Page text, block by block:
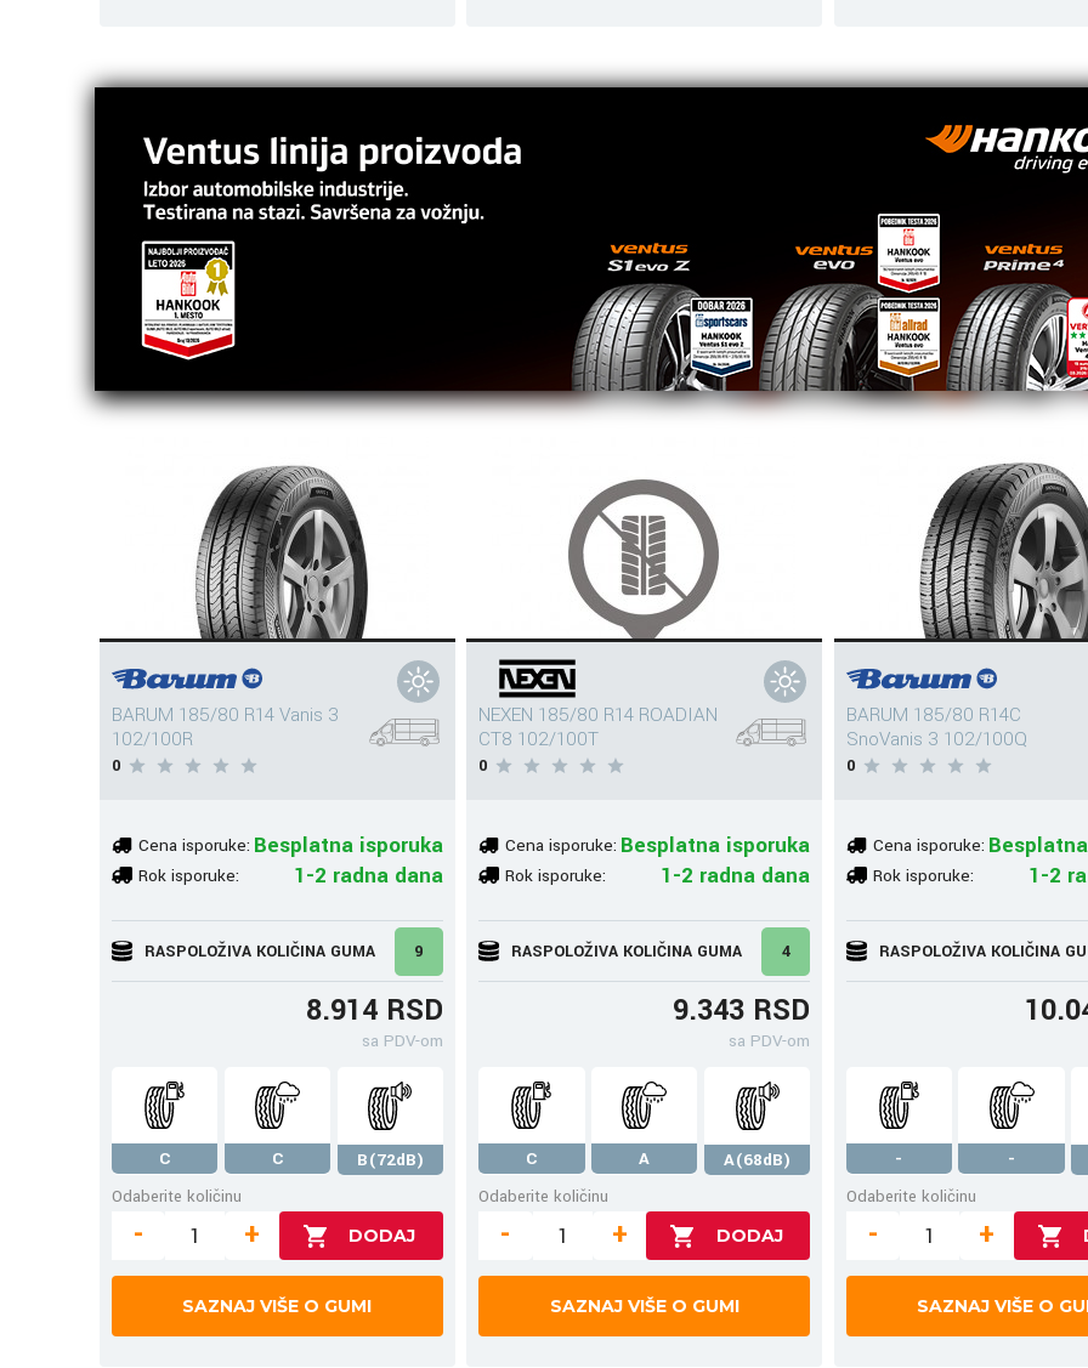
BARUM 185/80 R14 Vanis 3
102/100R
0
Cena isporuke: Besplatna isporuka
Rok isporuke: 1-2 radna dana
RASPOLOŽIVA KOLIČINA GUMA 9
8.914 RSD
sa PDV-om
C C
B(72dB)
Odaberite količinu
- +
SAZNAJ VIŠE O GUMI
NEXEN 185/80 R14 ROADIAN
CT8 102/100T
0
Cena isporuke: Besplatna isporuka
Rok isporuke: 1-2 radna dana
RASPOLOŽIVA KOLIČINA GUMA 4
9.343 RSD
sa PDV-om
C A
A(68dB)
Odaberite količinu
- +
SAZNAJ VIŠE O GUMI
BARUM 185/80 R14C
SnoVanis 3 102/100Q
0
Cena isporuke:
Rok isporuke: 1-2
RASPOLOŽIVA KOLIČINA
-
-
Odaberite količinu
- +
SAZNAJ VIŠE O